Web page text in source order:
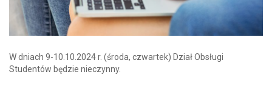
W dniach 9-10.10.2024 r. (środa, czwartek) Dział Obsługi
Studentów będzie nieczynny.